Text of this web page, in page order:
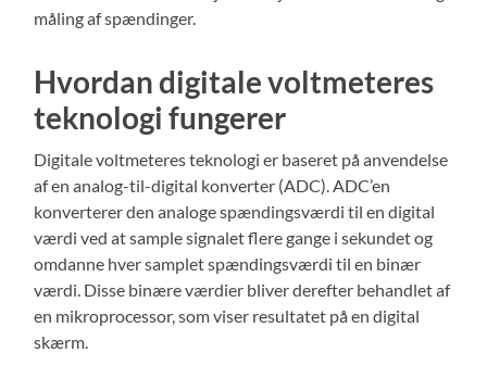
måling af spændinger.
Hvordan digitale voltmeteres
teknologi fungerer
Digitale voltmeteres teknologi er baseret på anvendelse
af en analog-til-digital konverter (ADC). ADC’en
konverterer den analoge spændingsværdi til en digital
værdi ved at sample signalet flere gange i sekundet og
omdanne hver samplet spændingsværdi til en binær
værdi. Disse binære værdier bliver derefter behandlet af
en mikroprocessor, som viser resultatet på en digital
skærm.